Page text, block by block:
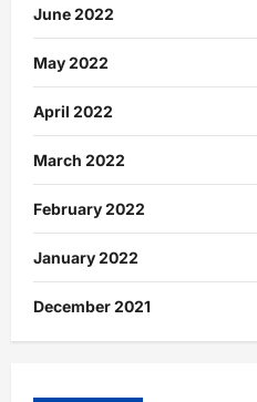
June 2022
May 2022
April 2022
March 2022
February 2022
January 2022
December 2021